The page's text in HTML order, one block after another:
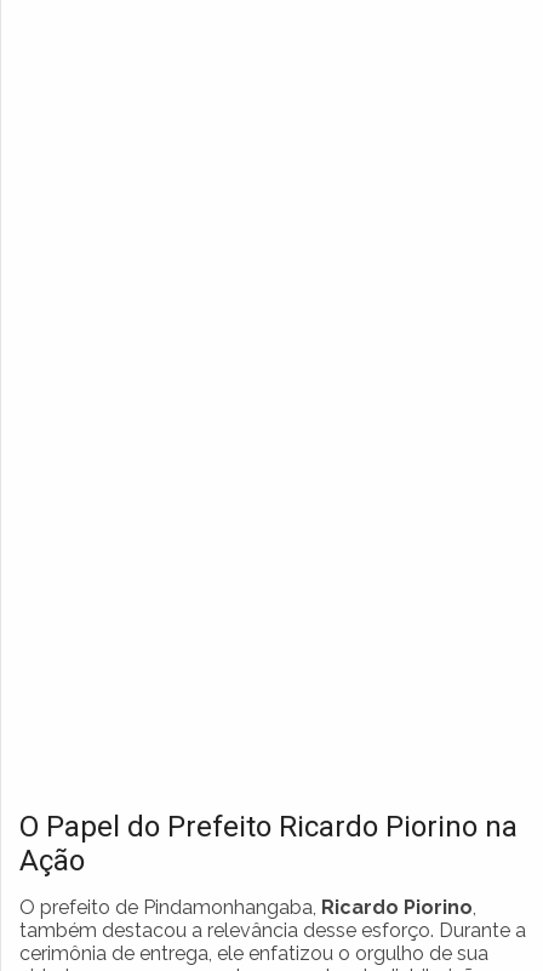
O Papel do Prefeito Ricardo Piorino na
Ação
O prefeito de Pindamonhangaba, Ricardo Piorino
também destacou a relevância desse esforço. Durante a
cerimônia de entrega, ele enfatizou o orgulho de sua